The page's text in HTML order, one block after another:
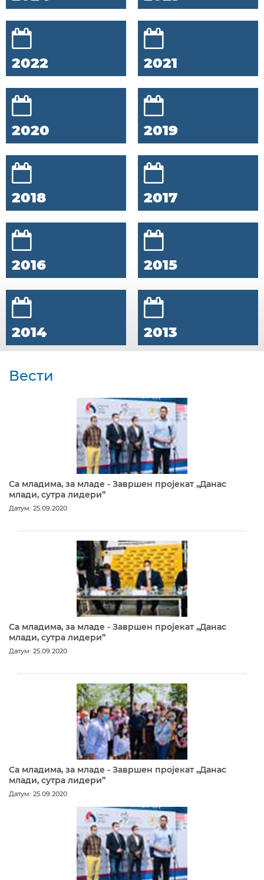
2022 2021
2020 2019
2018 2017
2016 2015
2014 2013
Вести
Са младима, за младе - Завршен пројекат „Данас
млади, сутра лидери”
Датум: 25.09.2020
Са младима, за младе - Завршен пројекат „Данас
млади, сутра лидери”
Датум: 25.09.2020
Са младима, за младе - Завршен пројекат „Данас
млади, сутра лидери”
Датум: 25.09.2020